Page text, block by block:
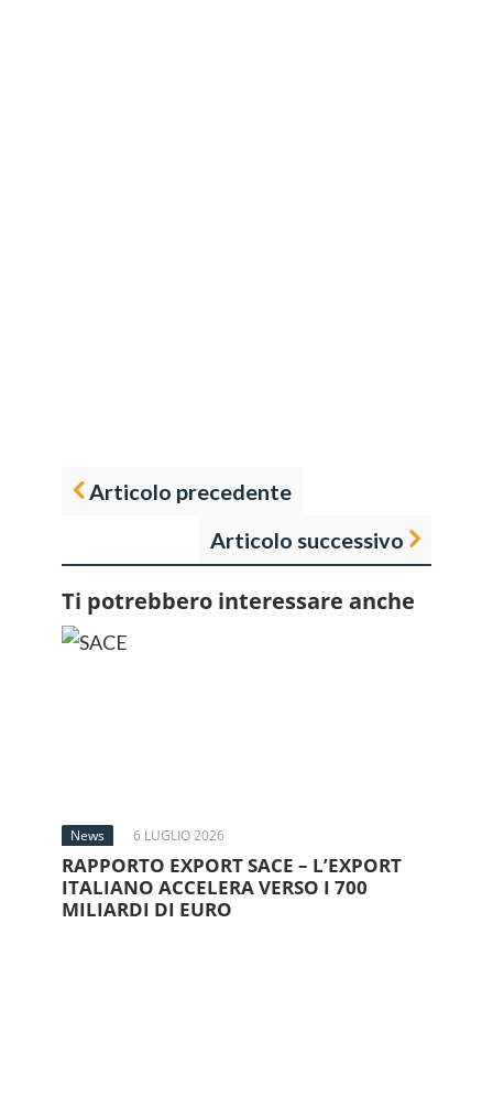
Articolo precedente
Articolo successivo
Ti potrebbero interessare anche
News 6 LUGLIO 2026
RAPPORTO EXPORT SACE – L’EXPORT
ITALIANO ACCELERA VERSO I 700
MILIARDI DI EURO